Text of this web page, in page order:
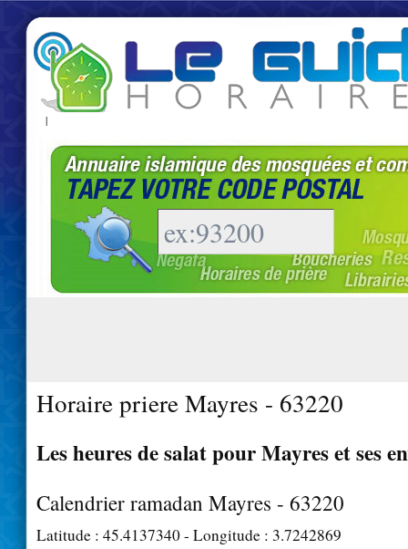
|
Horaire priere Mayres - 63220
Les heures de salat pour Mayres et ses
Calendrier ramadan Mayres - 63220
Latitude : 45.4137340- Longitude : 3.7242869